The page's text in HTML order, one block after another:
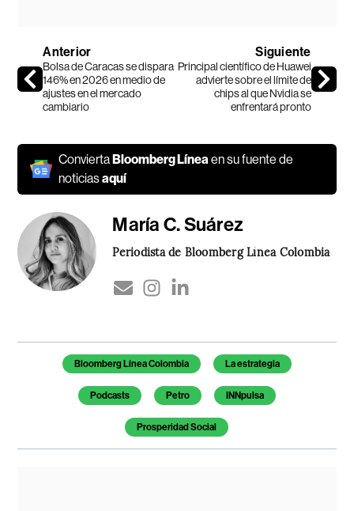
Anterior
Bolsa de Caracas se dispara
146% en 2026 en medio de
ajustes en el mercado
cambiario
Siguiente
Principal científico de Huawei
advierte sobre el límite de
chips al que Nvidia se
enfrentará pronto
ConviertaBloomberg Línea en su fuente de
noticiasaquí
María C. Suárez
Periodista de Bloomberg Línea Colombia
Temas de este artículo
Bloomberg Línea Colombia La estrategia
Podcasts Petro INNpulsa
Prosperidad Social